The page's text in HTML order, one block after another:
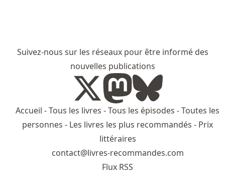
Suivez-nous sur les réseaux pour être informé des
nouvelles publications
Accueil -Tous les livres -Tous les épisodes -Toutes les
personnes - Les livres les plus recommandés - Prix
littéraires
contact@livres-recommandes.com
Flux RSS